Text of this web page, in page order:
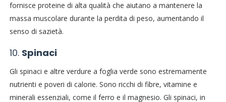
fornisce proteine di alta qualità che aiutano a mantenere la
massa muscolare durante la perdita di peso, aumentando il
senso di sazietà.
10. Spinaci
Gli spinaci e altre verdure a foglia verde sono estremamente
nutrienti e poveri di calorie. Sono ricchi di fibre, vitamine e
minerali essenziali, come il ferro e il magnesio. Gli spinaci, in